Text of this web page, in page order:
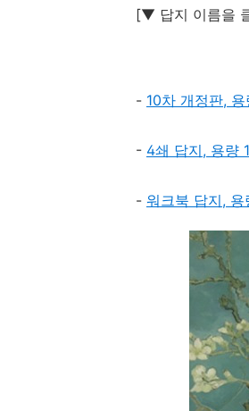
[▼ 답지 이름을
- 10차 개정판,
- 4쇄 답지, 용량
- 워크북 답지,